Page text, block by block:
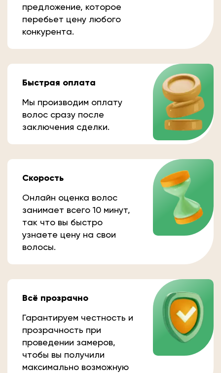
предложение, которое
перебьет цену любого
конкурента.
Быстрая оплата
Мы производим оплату
волос сразу после
заключения сделки.
Скорость
Онлайн оценка волос
занимает всего 10 минут,
так что вы быстро
узнаете цену на свои
волосы.
Всё прозрачно
Гарантируем честность и
прозрачность при
проведении замеров,
чтобы вы получили
максимально возможную